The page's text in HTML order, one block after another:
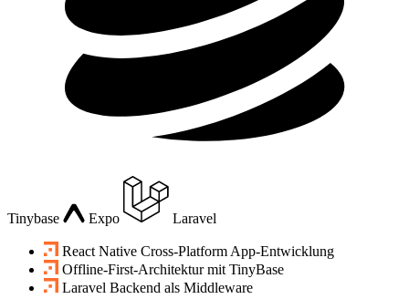
Tinybase Expo Laravel
React Native Cross-Platform App-Entwicklung
Offline-First-Architektur mit TinyBase
Laravel Backend als Middleware